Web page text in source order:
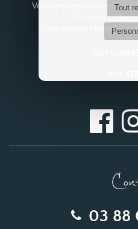
Tout
Vente et pose de carrelage.
Carrelage Dallage
Carreleur en Alsace
03 88